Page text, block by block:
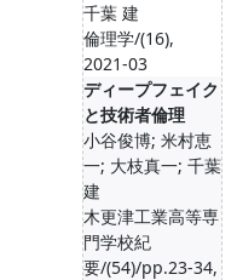
千葉 建
倫理学/(16),
2021-03
ディープフェイク
と技術者倫理
小谷俊博; 米村恵
一; 大枝真一; 千葉
建
木更津工業高等専
門学校紀
要/(54)/pp.23-34,